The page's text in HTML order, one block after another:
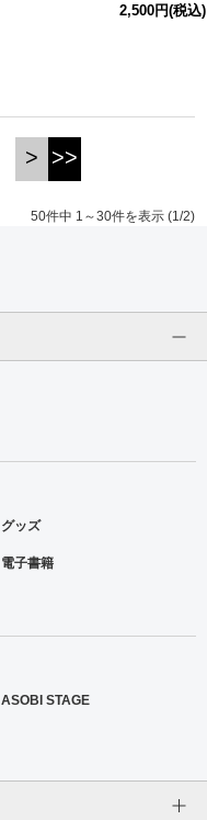
2,500円(税込)
> >>
50件中 1～30件を表示 (1/2)
グッズ
電子書籍
ASOBI STAGE